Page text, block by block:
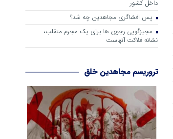
داخل کشور
پس افشاگری مجاهدین چه شد؟
مجیزگویی رجوی ها برای یک مجرم متقلب،
نشانه فلاکت آنهاست
تروریسم مجاهدین خلق